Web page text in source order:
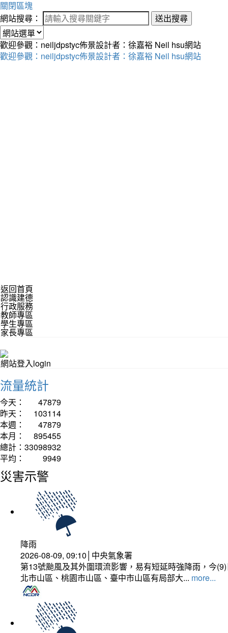
關閉區塊
網站搜尋：
送出搜尋
歡迎參觀：neiljdpstyc佈景設計者：徐嘉裕 Neil hsu網站
歡迎參觀：neiljdpstyc佈景設計者：徐嘉裕 Neil hsu網站
返回首頁
認識建德
行政服務
教師專區
學生專區
家長專區
網站登入login
流量統計
今天：
47879
昨天：
103114
本週：
47879
本月：
895455
總計： 33098932
平均：
9949
災害示警
降雨
2026-08-09, 09:10│中央氣象署
第13號颱風及其外圍環流影響，易有短延時強降雨，今
北市山區、桃園市山區、臺中市山區有局部大... more...